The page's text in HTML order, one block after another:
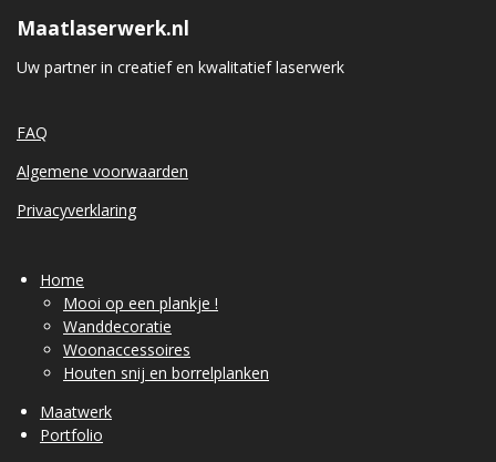
Maatlaserwerk.nl
Uw partner in creatief en kwalitatief laserwerk
FAQ
Algemene voorwaarden
Privacyverklaring
Home
Mooi op een plankje !
Wanddecoratie
Woonaccessoires
Houten snij en borrelplanken
Maatwerk
Portfolio